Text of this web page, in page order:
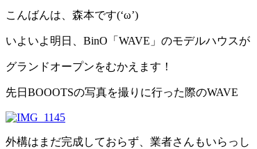
こんばんは、森本です(‘ω’)
いよいよ明日、BinO「WAVE」のモデルハウスが
グランドオープンをむかえます！
先日BOOOTSの写真を撮りに行った際のWAVE
外構はまだ完成しておらず、業者さんもいらっし